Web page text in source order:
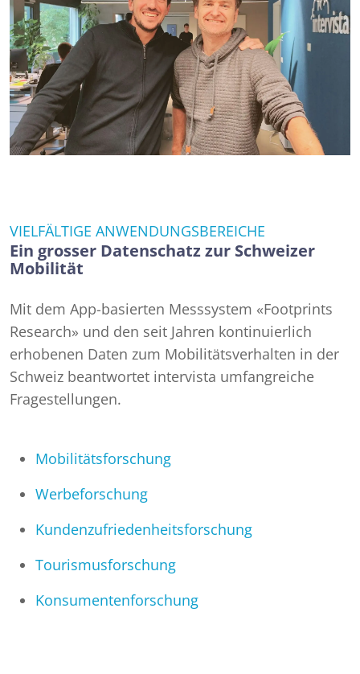
VIELFÄLTIGE ANWENDUNGSBEREICHE
Ein grosser Datenschatz zur Schweizer
Mobilität
Mit dem App-basierten Messsystem «Footprints
Research» und den seit Jahren kontinuierlich
erhobenen Daten zum Mobilitätsverhalten in der
Schweiz beantwortet intervista umfangreiche
Fragestellungen.
Mobilitätsforschung
Werbeforschung
Kundenzufriedenheitsforschung
Tourismusforschung
Konsumentenforschung